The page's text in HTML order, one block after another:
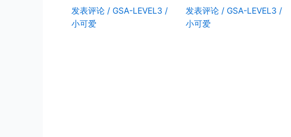
发表评论 / GSA-LEVEL3 /
小可爱
发表评论 /GSA-LEVEL3 /
小可爱